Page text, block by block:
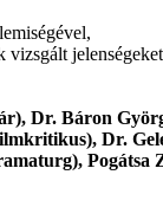
vizsgált
Dr. Báron
Dr.
Pogátsa